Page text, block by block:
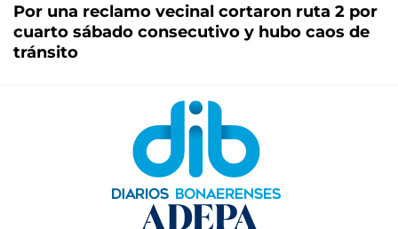
Por una reclamo vecinal cortaron ruta 2 por
cuarto sábado consecutivo y hubo caos de
tránsito